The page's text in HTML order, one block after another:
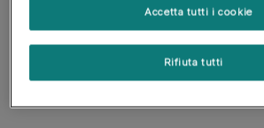
Mantenimento in salute
Crescita
Rifiuta tutti
Accetta tutti i cookie